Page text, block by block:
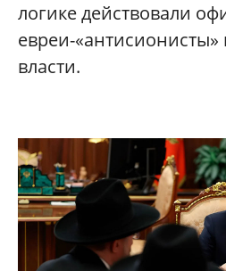
логике действовали
евреи-«антисионисты»
власти.